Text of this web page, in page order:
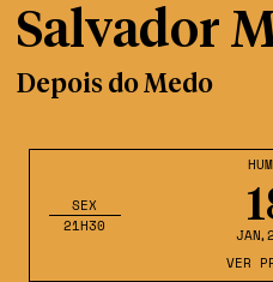
JAN
SEX
21H30
VER
Salvador
Depois do Medo